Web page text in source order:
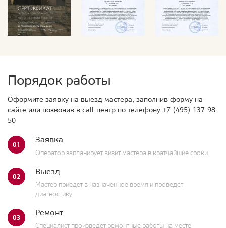
Порядок работы
Оформите заявку на выезд мастера, заполнив форму на
сайте или позвонив в call-центр по телефону +7 (495) 137-98-
50
01 Заявка
Оператор запланирует визит мастера в кратчайшие сроки.
02 Выезд
Мастер приедет в назначенное время и проведет
диагностику
03 Ремонт
Специалист произведет ремонтные работы на месте